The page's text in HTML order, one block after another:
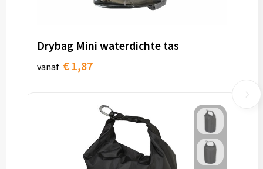
Drybag Mini waterdichte tas
vanaf € 1,87